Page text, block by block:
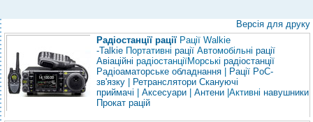
Версія для друку
Радіостанції рації Рації Walkie
-Talkie Портативні рації Автомобільні рації
Авіаційні радіостанціїМорські радіостанції
Радіоаматорське обладнання
Рації PoC-
зв'язку
Ретранслятори Скануючі
приймачі
Аксесуари Антени Активні навушники
Прокат рацій